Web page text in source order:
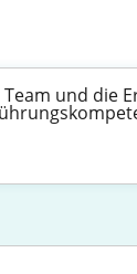
und die